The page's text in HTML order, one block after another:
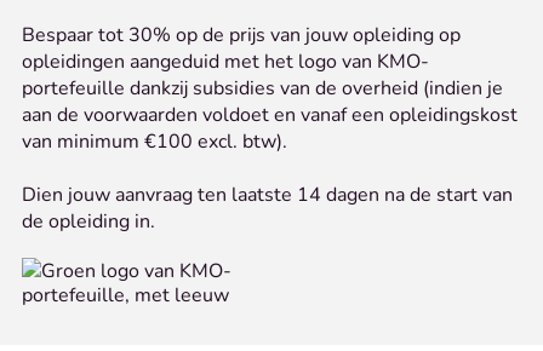
Bespaar tot 30% op de prijs van jouw opleiding op
opleidingen aangeduid met het logo van KMO-
portefeuille dankzij subsidies van de overheid (indien je
aan de voorwaarden voldoet en vanaf een opleidingskost
van minimum €100 excl. btw).
Dien jouw aanvraag ten laatste 14 dagen na de start van
de opleiding in.